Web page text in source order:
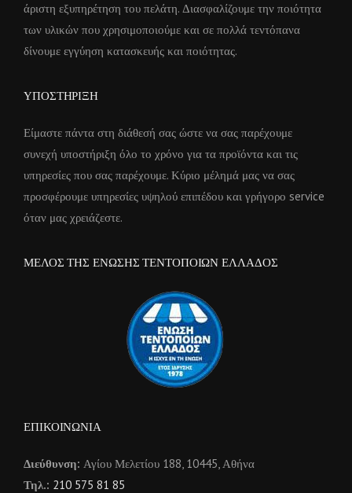
άριστη εξυπηρέτηση του πελάτη. Διασφαλίζουμε την ποιότητα
των υλικών που χρησιμοποιούμε και σε πολλά τεντόπανα
δίνουμε εγγύηση κατασκευής και ποιότητας.
ΥΠΟΣΤΗΡΙΞΗ
Είμαστε πάντα στη διάθεσή σας ώστε να σας παρέχουμε
συνεχή υποστήριξη όλο το χρόνο για τα προϊόντα και τις
υπηρεσίες που σας παρέχουμε. Κύριο μέλημά μας να σας
προσφέρουμε υπηρεσίες υψηλού επιπέδου και γρήγορο service
όταν μας χρειάζεστε.
ΜΕΛΟΣ ΤΗΣ ΕΝΩΣΗΣ ΤΕΝΤΟΠΟΙΩΝ ΕΛΛΑΔΟΣ
ΕΠΙΚΟΙΝΩΝΙΑ
Διεύθυνση: Αγίου Μελετίου 188, 10445, Αθήνα
Τηλ.: 210 575 81 85